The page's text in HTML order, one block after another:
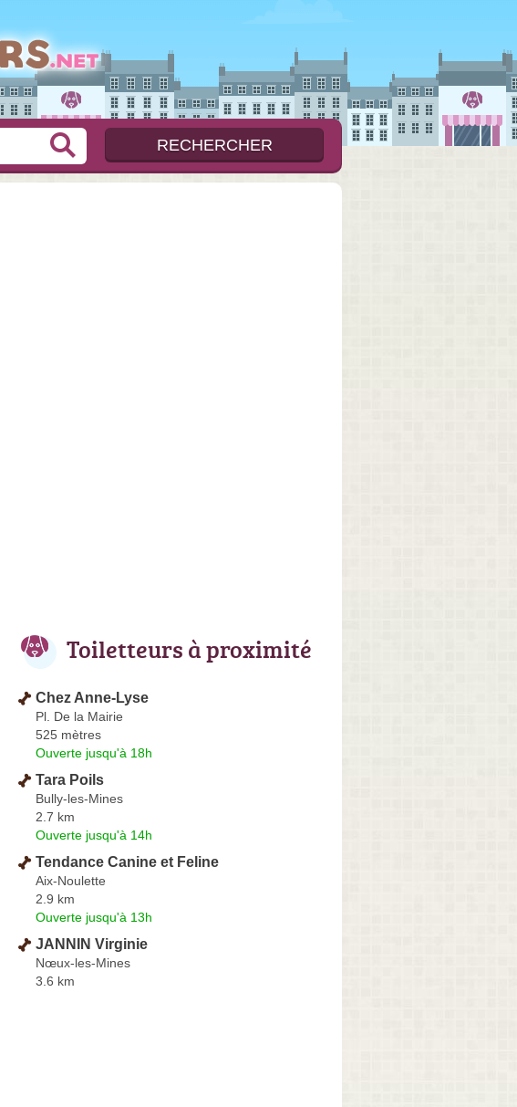
Toiletteurs à proximité
Chez Anne-Lyse
Pl. De la Mairie
525 mètres
Ouverte jusqu'à 18h
Tara Poils
Bully-les-Mines
2.7 km
Ouverte jusqu'à 14h
Tendance Canine et Feline
Aix-Noulette
2.9 km
Ouverte jusqu'à 13h
JANNIN Virginie
Nœux-les-Mines
3.6 km